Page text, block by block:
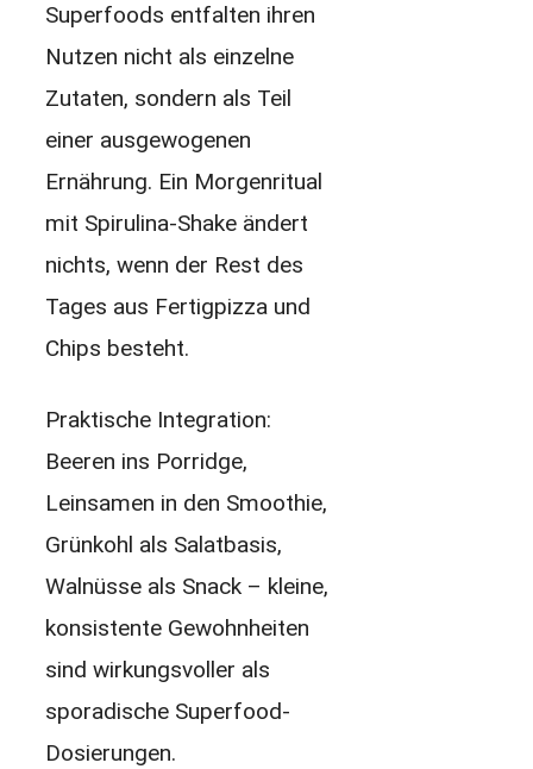
Superfoods entfalten ihren
Nutzen nicht als einzelne
Zutaten, sondern als Teil
einer ausgewogenen
Ernährung. Ein Morgenritual
mit Spirulina-Shake ändert
nichts, wenn der Rest des
Tages aus Fertigpizza und
Chips besteht.
Praktische Integration:
Beeren ins Porridge,
Leinsamen in den Smoothie,
Grünkohl als Salat­basis,
Walnüsse als Snack – kleine,
konsistente Gewohnheiten
sind wirkungsvoller als
sporadische Superfood-
Dosierungen.